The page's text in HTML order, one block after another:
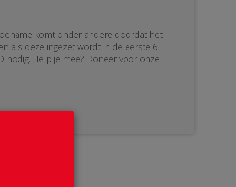
komt onder andere doordat het
als deze ingezet wordt in de eerste 6
nodig. Help je mee? Doneer voor onze